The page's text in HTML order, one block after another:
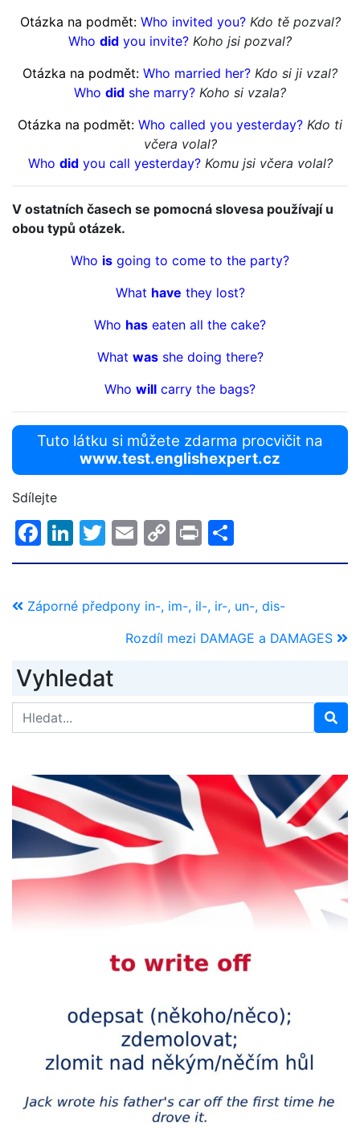
Otázka na podmět: Who invited you? Kdo tě pozval?
Who did you invite? Koho jsi pozval?
Otázka na podmět: Who married her? Kdo si ji vzal?
Who did she marry? Koho si vzala?
Otázka na podmět: Who called you yesterday? Kdo ti
včera volal?
Who didyou call yesterday? Komu jsi včera volal?
V ostatních časech se pomocná slovesa používají u
obou typů otázek.
Who is going to come to the party?
What have they lost?
Who has eaten all the cake?
What wasshe doing there?
Who will carry the bags?
Tuto látku si můžete zdarma procvičit na
www.test.englishexpert.cz
Sdílejte
Facebook
LinkedIn
Twitter
EmailCopy
Link
Print
Záporné předpony in-, im-, il-, ir-, un-, dis-
Rozdíl mezi DAMAGE a DAMAGES
Vyhledat
Search for